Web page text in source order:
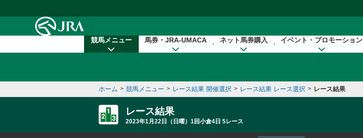
競馬メニュー 馬券・JRA-UMACA ネット馬券購入 イベント・プロモーション
ホーム > 競馬メニュー > レース結果 開催選択 > レース結果 レース選択 > レース結果
レース結果
2023年1月22日（日曜）1回小倉4日 5レース